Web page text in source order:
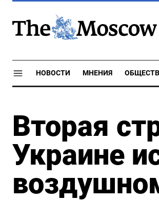
НОВОСТИ МНЕНИЯ
Вторая
Украине